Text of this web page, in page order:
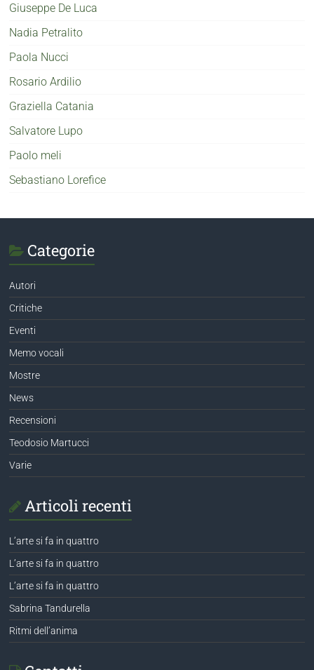
Giuseppe De Luca
Nadia Petralito
Paola Nucci
Rosario Ardilio
Graziella Catania
Salvatore Lupo
Paolo meli
Sebastiano Lorefice
Categorie
Autori
Critiche
Eventi
Memo vocali
Mostre
News
Recensioni
Teodosio Martucci
Varie
Articoli recenti
L’arte si fa in quattro
L’arte si fa in quattro
L’arte si fa in quattro
Sabrina Tandurella
Ritmi dell’anima